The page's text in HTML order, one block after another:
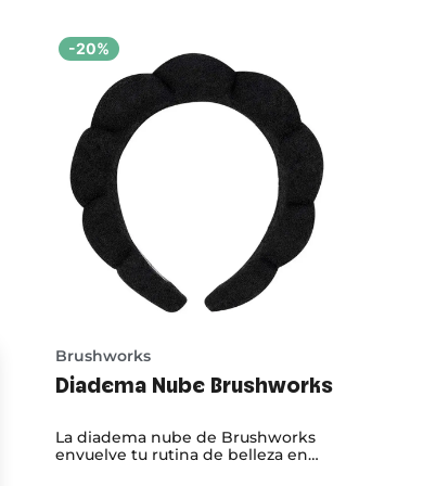
-20%
Brushworks
Diadema Nube Brushworks
La diadema nube de Brushworks
envuelve tu rutina de belleza en